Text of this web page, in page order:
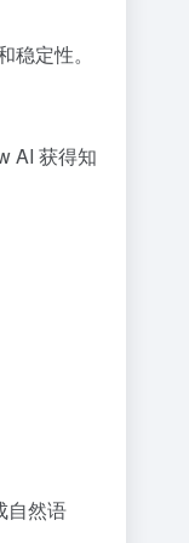
定性。
AI 获得知
自然语